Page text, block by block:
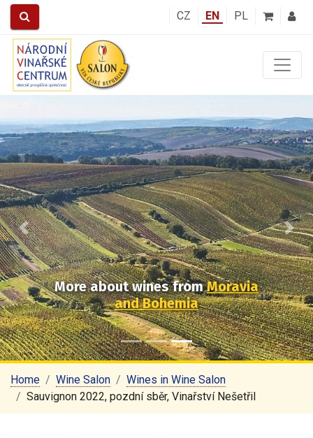
CZ EN PL
More about winesfromMoravia
and Bohemia
Předchozí Další
Home Wine Salon
Wines in Wine Salon
Sauvignon 2022, pozdní sběr, Vinařství Nešetřil